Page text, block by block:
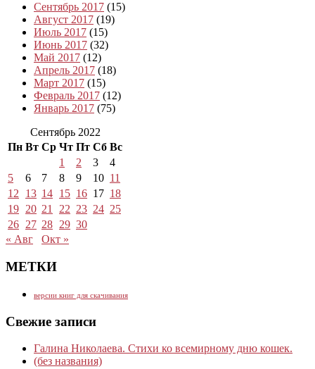
Сентябрь 2017 (15)
Август 2017 (19)
Июль 2017 (15)
Июнь 2017 (32)
Май 2017 (12)
Апрель 2017 (18)
Март 2017 (15)
Февраль 2017 (12)
Январь 2017 (75)
Сентябрь 2022
Пн Вт Ср Чт Пт Сб Вс
1
2 3
4
5
6 7 8 9 10 11
12
13 14 15 16 17 18
19 20 21 22 23 24 25
26 27 28 29 30
« Авг
Окт »
МЕТКИ
версии книг для скачивания
Свежие записи
Галина Николаева. Стихи ко всемирному дню кошек.
(без названия)